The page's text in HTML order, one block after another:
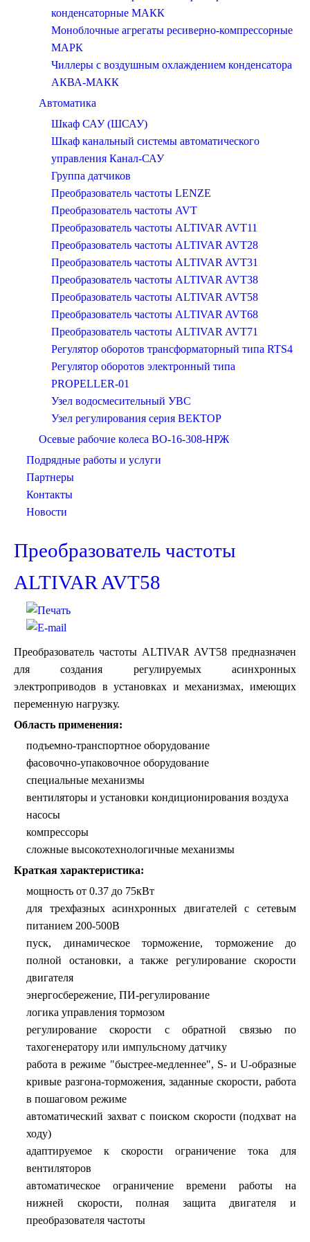
конденсаторные МАКК
Моноблочные агрегаты ресиверно-компрессорные
МАРК
Чиллеры c воздушным охлаждением конденсатора
АКВА-МАКК
Автоматика
Шкаф САУ (ШСАУ)
Шкаф канальный системы автоматического
управления Канал-САУ
Группа датчиков
Преобразователь частоты LENZE
Преобразователь частоты AVT
Преобразователь частоты ALTIVAR AVT11
Преобразователь частоты ALTIVAR AVT28
Преобразователь частоты ALTIVAR AVT31
Преобразователь частоты ALTIVAR AVT38
Преобразователь частоты ALTIVAR AVT58
Преобразователь частоты ALTIVAR AVT68
Преобразователь частоты ALTIVAR AVT71
Регулятор оборотов трансформаторный типа RTS4
Регулятор оборотов электронный типа
PROPELLER-01
Узел водосмесительный УВС
Узел регулирования серия ВЕКТОР
Осевые рабочие колеса ВО-16-308-НРЖ
Подрядные работы и услуги
Партнеры
Контакты
Новости
Преобразователь частоты
ALTIVAR AVT58
Преобразователь частоты ALTIVAR AVT58 предназначен
для создания регулируемых асинхронных
электроприводов в установках и механизмах, имеющих
переменную нагрузку.
Область применения:
подъемно-транспортное оборудование
фасовочно-упаковочное оборудование
специальные механизмы
вентиляторы и установки кондиционирования воздуха
насосы
компрессоры
сложные высокотехнологичные механизмы
Краткая характеристика:
мощность от 0.37 до 75кВт
для трехфазных асинхронных двигателей с сетевым
питанием 200-500В
пуск, динамическое торможение, торможение до
полной остановки, а также регулирование скорости
двигателя
энергосбережение, ПИ-регулирование
логика управления тормозом
регулирование скорости с обратной связью по
тахогенератору или импульсному датчику
работа в режиме "быстрее-медленнее", S- и U-образные
кривые разгона-торможения, заданные скорости, работа
в пошаговом режиме
автоматический захват с поиском скорости (подхват на
ходу)
адаптируемое к скорости ограничение тока для
вентиляторов
автоматическое ограничение времени работы на
нижней скорости, полная защита двигателя и
преобразователя частоты